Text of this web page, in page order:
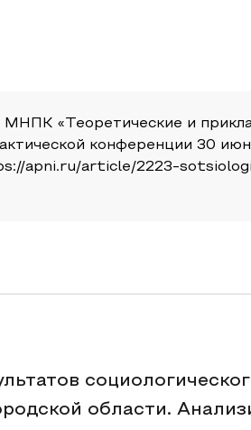
МНПК «Теоретические и
конференции 30
apni.ru/article/2223-
области.